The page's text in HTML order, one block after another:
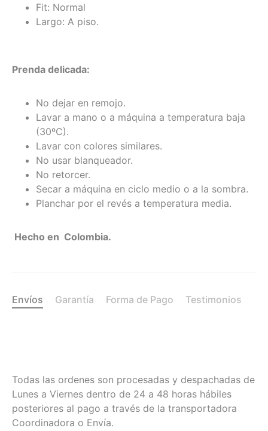
Fit: Normal
Largo: A piso.
Prenda delicada:
No dejar en remojo.
Lavar a mano o a máquina a temperatura baja
(30ºC).
Lavar con colores similares.
No usar blanqueador.
No retorcer.
Secar a máquina en ciclo medio o a la sombra.
Planchar por el revés a temperatura media.
Hecho en Colombia.
Envíos Garantía Forma de Pago Testimonios
Todas las ordenes son procesadas y despachadas de
Lunes a Viernes dentro de 24 a 48 horas hábiles
posteriores al pago a través de la transportadora
Coordinadora o Envía.